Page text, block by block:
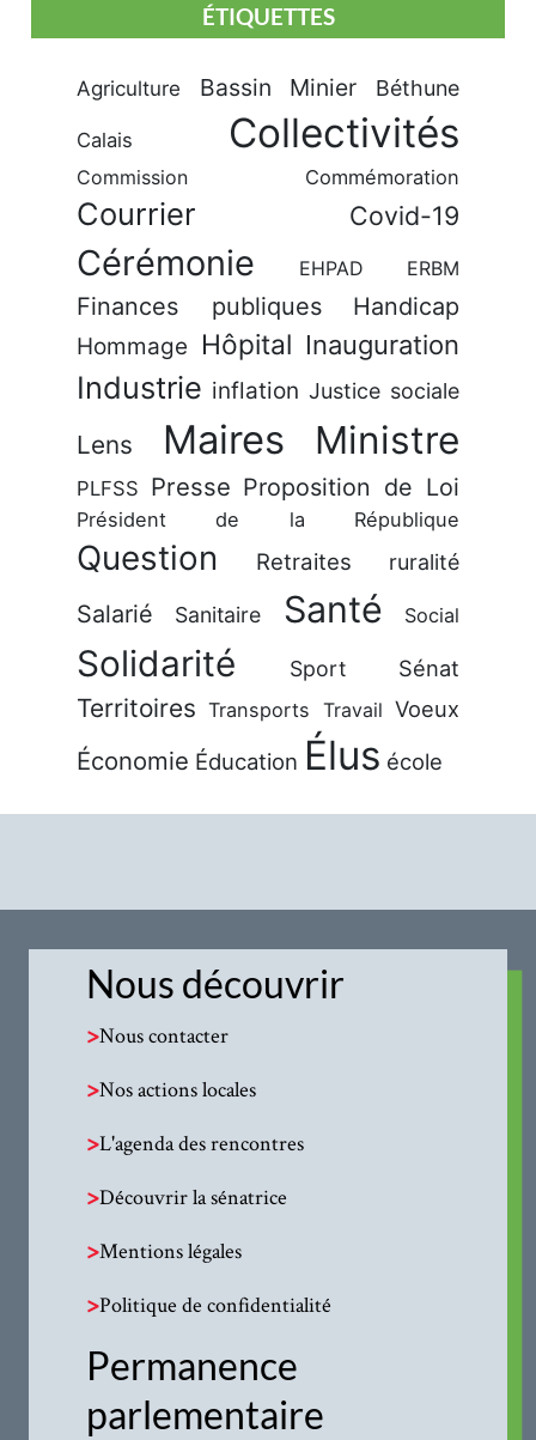
ÉTIQUETTES
Agriculture Bassin Minier Béthune
Calais Collectivités
Commission Commémoration
Courrier Covid-19
Cérémonie EHPAD ERBM
Finances publiques Handicap
Hommage Hôpital Inauguration
Industrie inflation Justice sociale
Lens Maires Ministre
PLFSS Presse Proposition de Loi
Président de la République
Question Retraites ruralité
Salarié Sanitaire Santé Social
Solidarité Sport Sénat
Territoires Transports Travail Voeux
Économie Éducation Élus école
Nous découvrir
>Nous contacter
>Nos actions locales
>L'agenda des rencontres
>Découvrir la sénatrice
>Mentions légales
>Politique de confidentialité
Permanence
parlementaire